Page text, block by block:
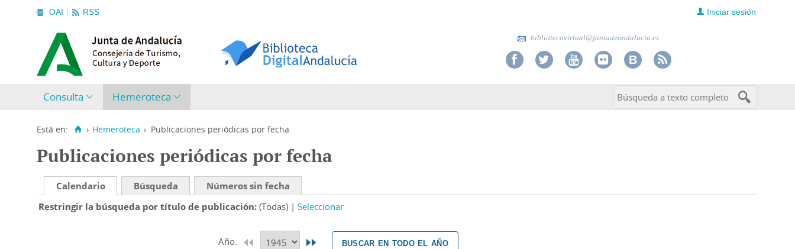
OAI RSS Iniciar sesión
bibliotecavirtual@juntadeandalucia.es
Consulta Hemeroteca
Está en: › Hemeroteca › Publicaciones periódicas por fecha
Publicaciones periódicas por fecha
Calendario Búsqueda
Números sin fecha
Restringir la búsqueda por título de publicación (Todas) Seleccionar
Año: buscar en todo el año